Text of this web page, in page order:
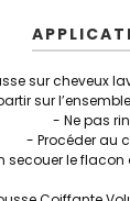
sur cheveux
sur
- Ne pas
- Procéder au
secouer le